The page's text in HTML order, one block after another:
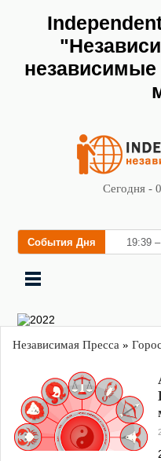
независимые
Сегодня -
События Дня 19:39
Независимая Пресса »